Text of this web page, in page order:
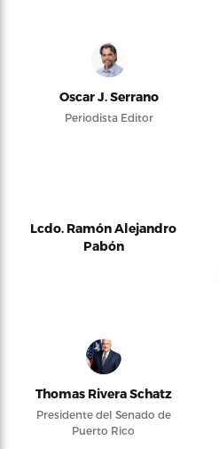
Oscar J. Serrano
Periodista Editor
Lcdo. Ramón Alejandro
Pabón
Thomas Rivera Schatz
Presidente del Senado de
Puerto Rico